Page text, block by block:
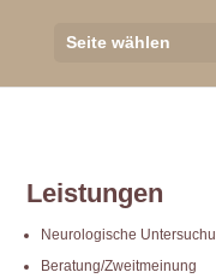
Seite wählen
Leistungen
Neurologische
Beratung/Zweitmeinung